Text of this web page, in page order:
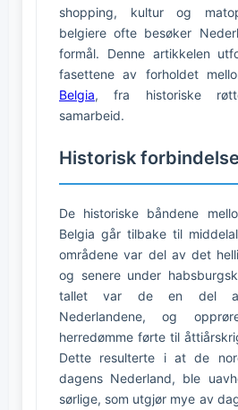
shopping, kultur og
belgiere ofte besøker
formål. Denne artikkelen
fasettene av forholdet
Belgia, fra historiske
samarbeid.
Historisk forbindelse
De historiske båndene
Belgia går tilbake til
områdene var del av det
og senere under
tallet var de en del
Nederlandene, og
herredømme førte til
Dette resulterte i at de
dagens Nederland, ble
sørlige, som utgjør mye av